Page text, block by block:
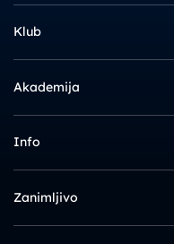
Klub
Akademija
Info
Zanimljivo